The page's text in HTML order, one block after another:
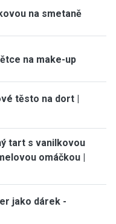
na smetaně
na make-up
těsto na dort |
tart s vanilkovou
omáčkou |
jako dárek -